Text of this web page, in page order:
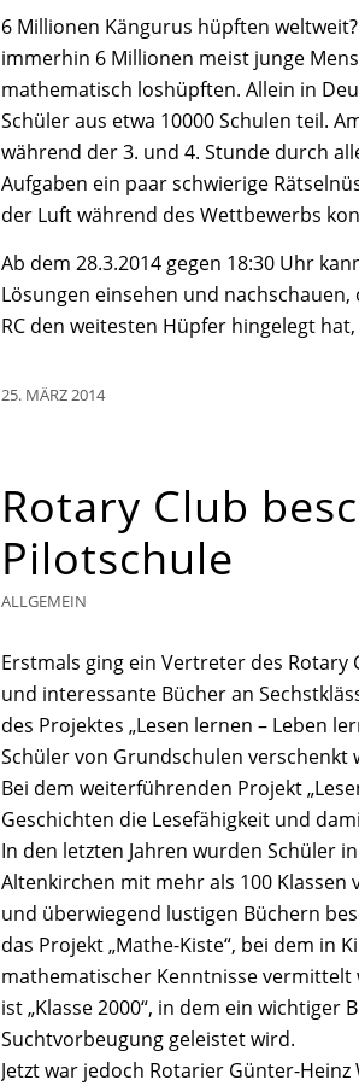
6 Millionen Kängurus hüpften
immerhin 6 Millionen meist junge
mathematisch loshüpften. Allein in
Schüler aus etwa 10000 Schulen teil.
während der 3. und 4. Stunde durch
Aufgaben ein paar schwierige
der Luft während des Wettbewerbs
Ab dem 28.3.2014 gegen 18:30 Uhr
Lösungen einsehen und
RC den weitesten Hüpfer hingelegt
25. MÄRZ 2014
Rotary Club
Pilotschule
ALLGEMEIN
Erstmals ging ein Vertreter des
und interessante Bücher an
des Projektes „Lesen lernen – Leben
Schüler von Grundschulen verschenkt
Bei dem weiterführenden Projekt
Geschichten die Lesefähigkeit und
In den letzten Jahren wurden Schüler
Altenkirchen mit mehr als 100
und überwiegend lustigen Büchern
das Projekt „Mathe-Kiste“, bei dem in
mathematischer Kenntnisse
ist „Klasse 2000“, in dem ein
Suchtvorbeugung geleistet wird.
Jetzt war jedoch Rotarier Günter-